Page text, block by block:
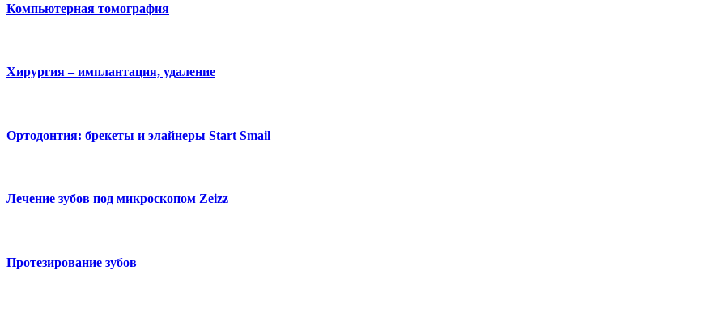
Компьютерная томография
Хирургия – имплантация, удаление
Ортодонтия: брекеты и элайнеры Start Smail
Лечение зубов под микроскопом Zeizz
Протезирование зубов